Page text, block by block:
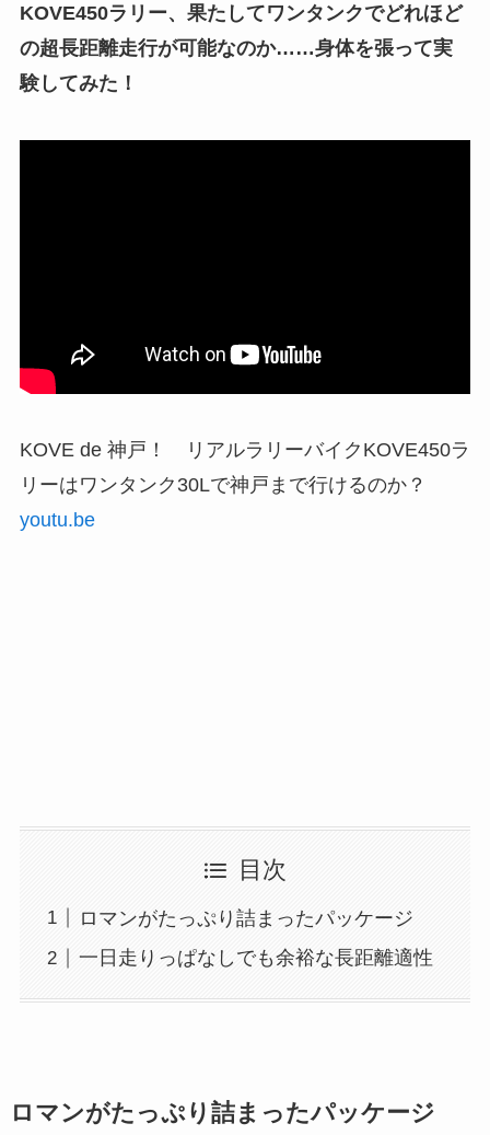
KOVE450ラリー、果たしてワンタンクでどれほど
の超長距離走行が可能なのか……身体を張って実
験してみた！
KOVE de 神戸！ リアルラリーバイクKOVE450ラ
リーはワンタンク30Lで神戸まで行けるのか？
youtu.be
目次
ロマンがたっぷり詰まったパッケージ
一日走りっぱなしでも余裕な長距離適性
ロマンがたっぷり詰まったパッケージ